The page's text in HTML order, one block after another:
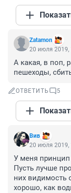
Zatamon
20 июля 2019,
А какая, в поп,
пешеходы,
ОТВЕТИТЬ 5
Вив
20 июля 2019,
У меня принцип
Пусть лучше
них видимость
хорошо, как